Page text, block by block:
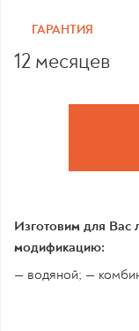
ГАРАНТИЯ
12 месяцев
Изготовим для
модификацию:
— водяной; —